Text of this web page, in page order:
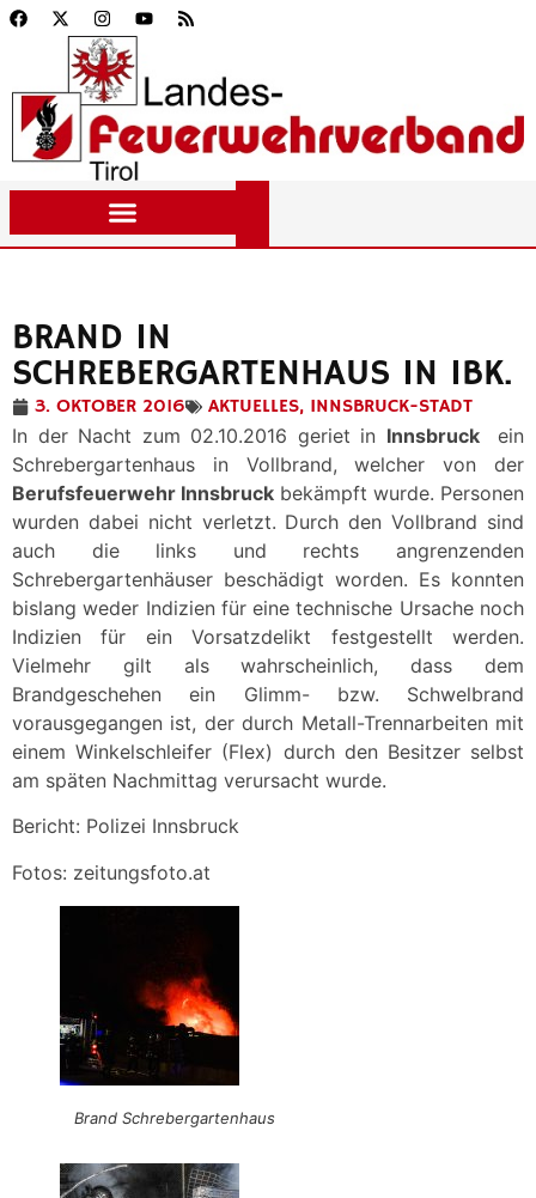
BRAND IN
SCHREBERGARTENHAUS IN IBK.
3. OKTOBER 2016 AKTUELLES, INNSBRUCK-STADT
In der Nacht zum 02.10.2016 geriet in Innsbruckein
Schrebergartenhaus in Vollbrand, welcher von der
Berufsfeuerwehr Innsbruck bekämpft wurde. Personen
wurden dabei nicht verletzt. Durch den Vollbrand sind
auch die links und rechts angrenzenden
Schrebergartenhäuser beschädigt worden. Es konnten
bislang weder Indizien für eine technische Ursache noch
Indizien für ein Vorsatzdelikt festgestellt werden.
Vielmehr gilt als wahrscheinlich, dass dem
Brandgeschehen ein Glimm- bzw. Schwelbrand
vorausgegangen ist, der durch Metall-Trennarbeiten mit
einem Winkelschleifer (Flex) durch den Besitzer selbst
am späten Nachmittag verursacht wurde.
Bericht: Polizei Innsbruck
Fotos: zeitungsfoto.at
Brand Schrebergartenhaus